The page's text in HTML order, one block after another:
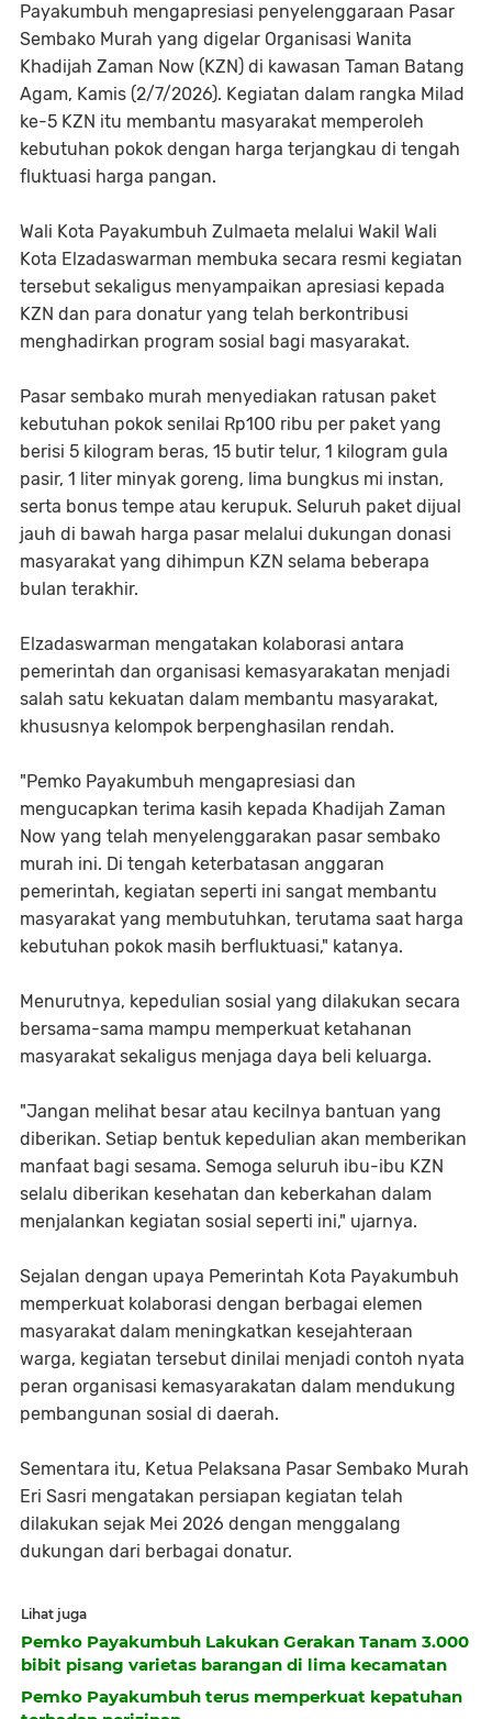
Payakumbuh mengapresiasi penyelenggaraan Pasar
Sembako Murah yang digelar Organisasi Wanita
Khadijah Zaman Now (KZN) di kawasan Taman Batang
Agam, Kamis (2/7/2026). Kegiatan dalam rangka Milad
ke-5 KZN itu membantu masyarakat memperoleh
kebutuhan pokok dengan harga terjangkau di tengah
fluktuasi harga pangan.
Wali Kota Payakumbuh Zulmaeta melalui Wakil Wali
Kota Elzadaswarman membuka secara resmi kegiatan
tersebut sekaligus menyampaikan apresiasi kepada
KZN dan para donatur yang telah berkontribusi
menghadirkan program sosial bagi masyarakat.
Pasar sembako murah menyediakan ratusan paket
kebutuhan pokok senilai Rp100 ribu per paket yang
berisi 5 kilogram beras, 15 butir telur, 1 kilogram gula
pasir, 1 liter minyak goreng, lima bungkus mi instan,
serta bonus tempe atau kerupuk. Seluruh paket dijual
jauh di bawah harga pasar melalui dukungan donasi
masyarakat yang dihimpun KZN selama beberapa
bulan terakhir.
Elzadaswarman mengatakan kolaborasi antara
pemerintah dan organisasi kemasyarakatan menjadi
salah satu kekuatan dalam membantu masyarakat,
khususnya kelompok berpenghasilan rendah.
"Pemko Payakumbuh mengapresiasi dan
mengucapkan terima kasih kepada Khadijah Zaman
Now yang telah menyelenggarakan pasar sembako
murah ini. Di tengah keterbatasan anggaran
pemerintah, kegiatan seperti ini sangat membantu
masyarakat yang membutuhkan, terutama saat harga
kebutuhan pokok masih berfluktuasi," katanya.
Menurutnya, kepedulian sosial yang dilakukan secara
bersama-sama mampu memperkuat ketahanan
masyarakat sekaligus menjaga daya beli keluarga.
"Jangan melihat besar atau kecilnya bantuan yang
diberikan. Setiap bentuk kepedulian akan memberikan
manfaat bagi sesama. Semoga seluruh ibu-ibu KZN
selalu diberikan kesehatan dan keberkahan dalam
menjalankan kegiatan sosial seperti ini," ujarnya.
Sejalan dengan upaya Pemerintah Kota Payakumbuh
memperkuat kolaborasi dengan berbagai elemen
masyarakat dalam meningkatkan kesejahteraan
warga, kegiatan tersebut dinilai menjadi contoh nyata
peran organisasi kemasyarakatan dalam mendukung
pembangunan sosial di daerah.
Sementara itu, Ketua Pelaksana Pasar Sembako Murah
Eri Sasri mengatakan persiapan kegiatan telah
dilakukan sejak Mei 2026 dengan menggalang
dukungan dari berbagai donatur.
Lihat juga
Pemko Payakumbuh Lakukan Gerakan Tanam 3.000
bibit pisang varietas barangan di lima kecamatan
Pemko Payakumbuh terus memperkuat kepatuhan